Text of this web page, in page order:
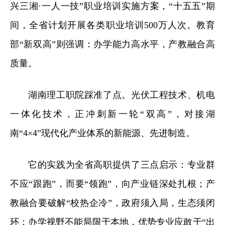
兴三湘·一人一技”职业培训实施方案，“十五五”期
间，全省计划开展各类职业培训500万人次。教育
部“新双高”则强调：办学能力高水平，产教融合高
质量。
湖南理工职院踩准了点。光伏工程技术、机电
一体化技术， 正冲刺 新一轮“双高”，对接湖
南“4×4”现代化产业体系的新能源、先进制造。
它的实践为全省高职提供了三点启示：专业群
不应“跟跑”，而要“领跑”，向产业链深处扎根；产
教融合要破解“校热企冷”，政府须入局，生态须闭
环；办学视野不能局限于本地，优势专业应敢于“出